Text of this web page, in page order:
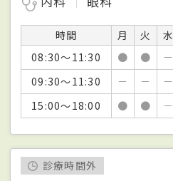
時間 月 火 水
08:30～11:30
● ● －
09:30～11:30
－ － －
15:00～18:00
● ● －
診療時間外